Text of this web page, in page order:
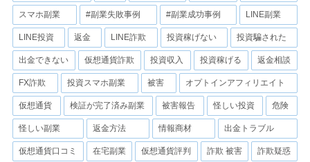
スマホ副業 #副業失敗事例 #副業成功事例 LINE副業
LINE投資 返金 LINE詐欺 投資稼げない 投資騙された
出金できない 仮想通貨詐欺 投資収入 投資稼げる 返金相談
FX詐欺 投資スマホ副業 被害 オプトインアフィリエイト
仮想通貨 検証が完了済み副業 被害報告 怪しい投資 危険
怪しい副業 返金方法 情報商材 出金トラブル
仮想通貨口コミ 在宅副業 仮想通貨評判 詐欺 被害 詐欺疑惑